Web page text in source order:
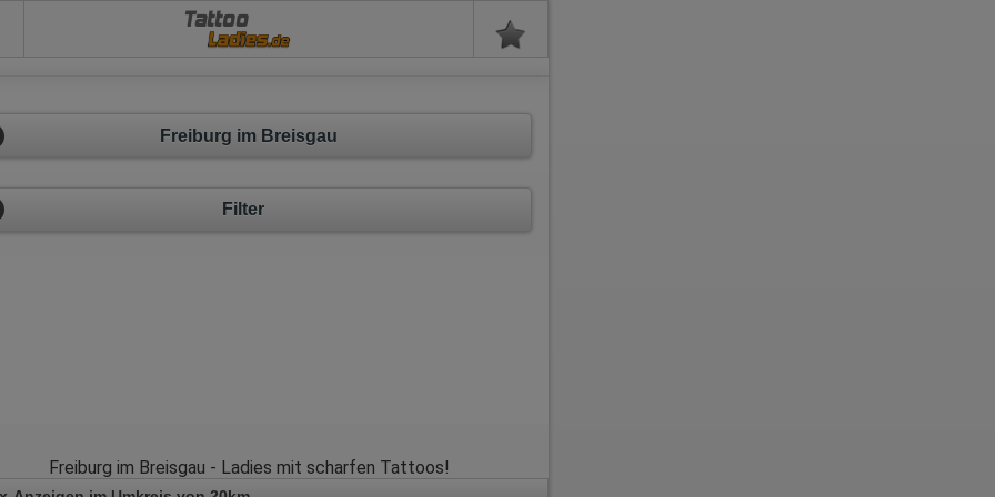
Tattoo
Freiburg im Breisgau
Filter
Freiburg im Breisgau - Ladies mit scharfen Tattoos!